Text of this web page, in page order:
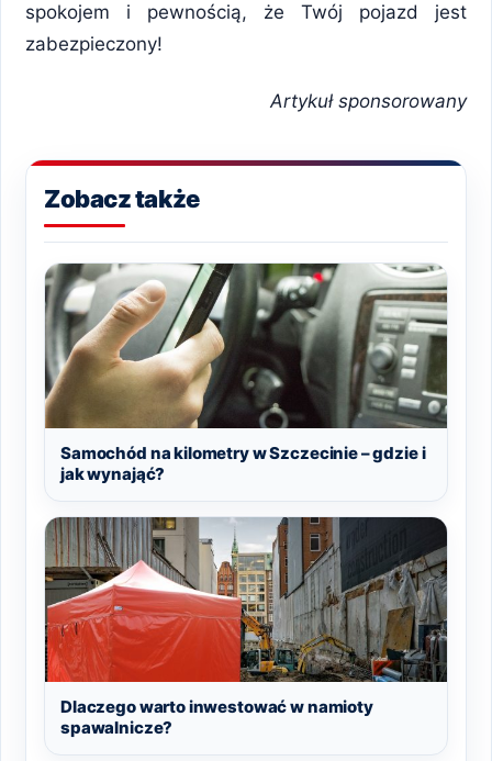
spokojem i pewnością, że Twój pojazd jest
zabezpieczony!
Artykuł sponsorowany
Zobacz także
Samochód na kilometry w Szczecinie – gdzie i
jak wynająć?
Dlaczego warto inwestować w namioty
spawalnicze?